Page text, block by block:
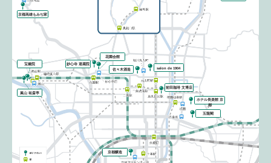
嵐山 祐斎亭
宝厳院
京都高雄もみぢ家
花園会館
妙心寺 退蔵院
京都醸造
五龍閣
ホテル長楽館 京
都
前田珈琲 文博店
salon de 1904
佐々木酒造